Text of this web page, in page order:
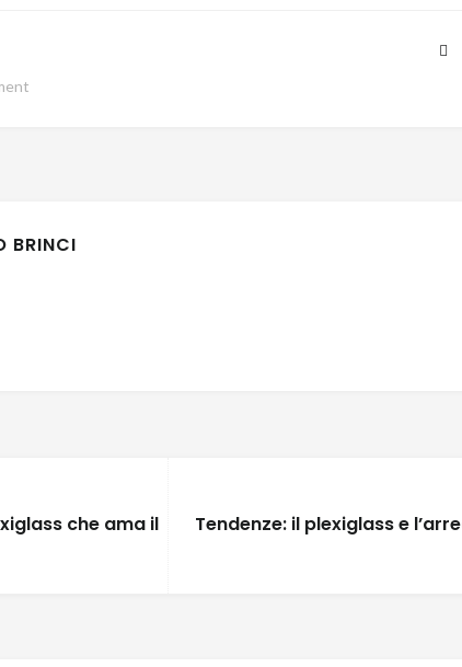
BRINCI
che ama il
Tendenze: il plexiglass e